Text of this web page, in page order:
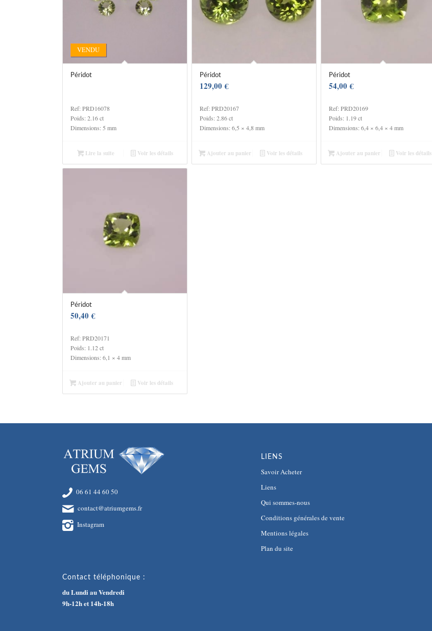
Péridot
VENDU
Ref: PRD16078
Poids: 2.16 ct
Dimensions: 5 mm
Lire la suite Voir les détails
Péridot
129,00€
Ref: PRD20167
Poids: 2.86 ct
Dimensions: 6,5 × 4,8 mm
Ajouter au panier Voir les détails
Péridot
54,00€
Ref: PRD20169
Poids: 1.19 ct
Dimensions: 6,4 × 6,4 × 4 mm
Ajouter au panier Voir les détails
Péridot
50,40€
Ref: PRD20171
Poids: 1.12 ct
Dimensions: 6,1 × 4 mm
Ajouter au panier Voir les détails
06 61 44 60 50
contact@atriumgems.fr
Instagram
Contact téléphonique :
du Lundi au Vendredi
9h-12h et 14h-18h
LIENS
Savoir Acheter
Liens
Qui sommes-nous
Conditions générales de vente
Mentions légales
Plan du site